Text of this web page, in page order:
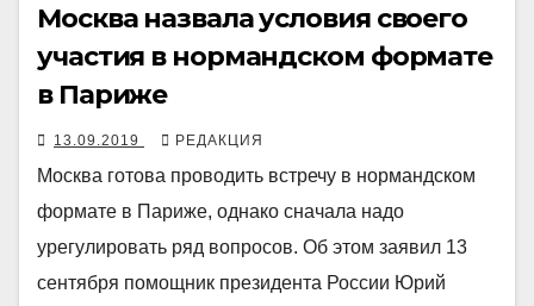
Москва назвала условия своего
участия в нормандском формате
в Париже
13.09.2019 РЕДАКЦИЯ
Москва готова проводить встречу в нормандском
формате в Париже, однако сначала надо
урегулировать ряд вопросов. Об этом заявил 13
сентября помощник президента России Юрий